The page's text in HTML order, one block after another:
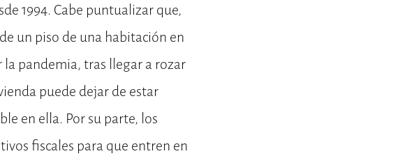
1994. Cabe puntualizar que,
un piso de una habitación en
la pandemia, tras llegar a rozar
puede dejar de estar
en ella. Por su parte, los
fiscales para que entren en